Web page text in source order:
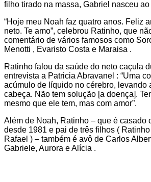
filho tirado na massa, Gabriel nasceu ao
“Hoje meu Noah faz quatro anos. Feliz
neto. Te amo”, celebrou Ratinho, que
comentário de vários famosos como
Menotti , Evaristo Costa e Maraisa .
Ratinho falou da saúde do neto caçula
entrevista a Patricia Abravanel : “Uma
acúmulo de líquido no cérebro, levando
cabeça. Não tem solução [a doença].
mesmo que ele tem, mas com amor”.
Além de Noah, Ratinho – que é casado
desde 1981 e pai de três filhos (
Rafael ) – também é avô de Carlos
Gabriele, Aurora e Alícia .